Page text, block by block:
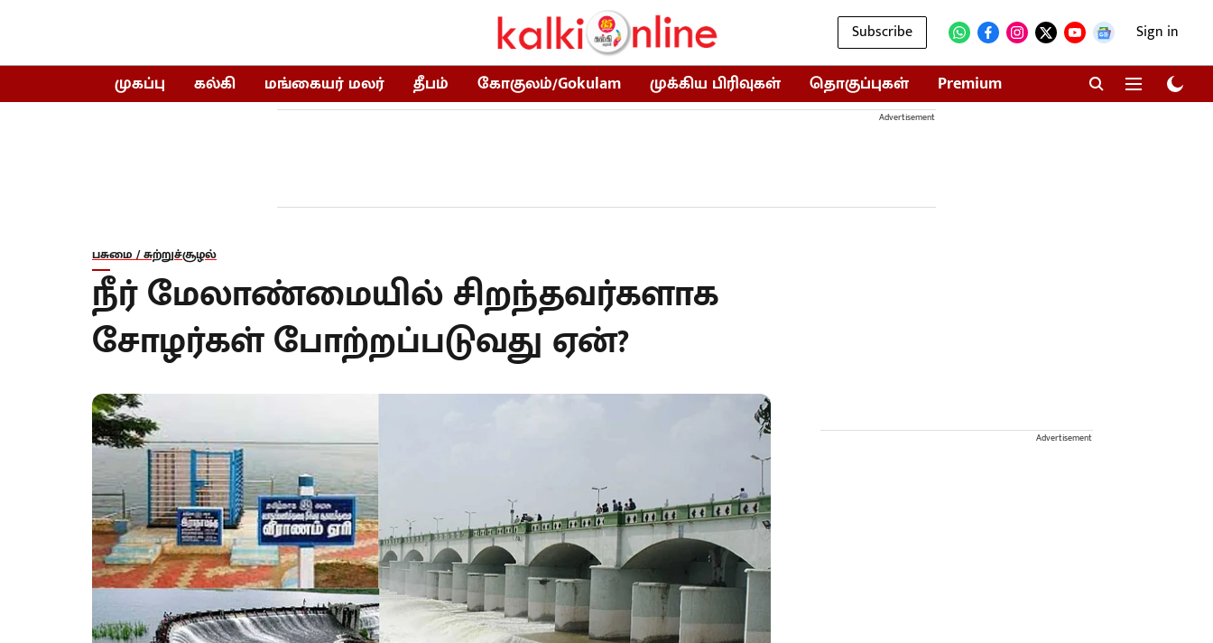
Subscribe Sign in
முகப்பு கல்கி மங்கையர் மலர் தீபம் கோகுலம்/Gokulam முக்கிய பிரிவுகள் தொகுப்புகள் Premium
Advertisement
பசுமை / சுற்றுச்சூழல்
நீர் மேலாண்மையில் சிறந்தவர்களாக
சோழர்கள் போற்றப்படுவது ஏன்?
Advertisement